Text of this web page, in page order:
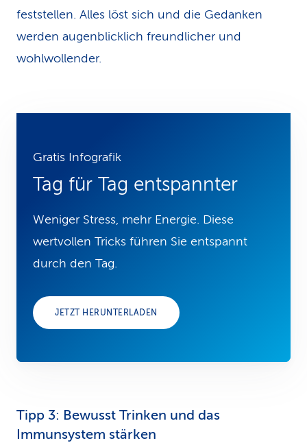
feststellen. Alles löst sich und die Gedanken
werden augenblicklich freundlicher und
wohlwollender.
Gratis Infografik
Tag für Tag entspannter
Weniger Stress, mehr Energie. Diese
wertvollen Tricks führen Sie entspannt
durch den Tag.
JETZT HERUNTERLADEN
Tipp 3: Bewusst Trinken und das
Immunsystem stärken